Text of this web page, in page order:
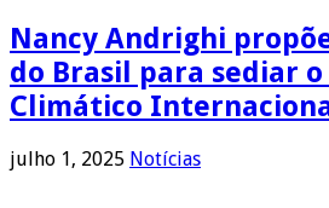
Nancy Andrighi
do Brasil para sediar o
Climático
julho 1, 2025 Notícias